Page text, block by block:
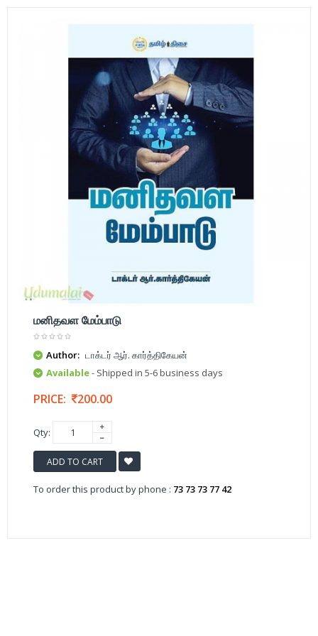
மனிதவள மேம்பாடு
Author: டாக்டர் ஆர். கார்த்திகேயன்
Available- Shipped in 5-6 business days
PRICE: 200.00
Qty:
ADD TO CART
To order this product by phone : 73 73 73 77 42